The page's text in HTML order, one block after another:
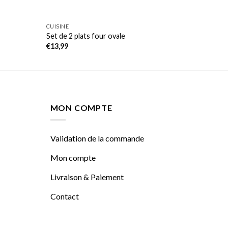
CUISINE
Set de 2 plats four ovale
€13,99
MON COMPTE
Validation de la commande
Mon compte
Livraison & Paiement
Contact